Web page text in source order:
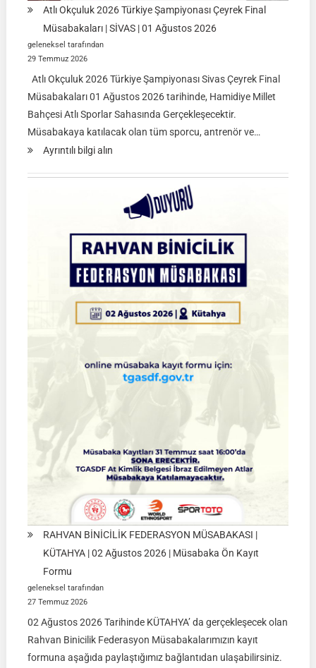
Atlı Okçuluk 2026 Türkiye Şampiyonası Çeyrek Final
Müsabakaları | SİVAS | 01 Ağustos 2026
geleneksel tarafından
29 Temmuz 2026
Atlı Okçuluk 2026 Türkiye Şampiyonası Sivas Çeyrek Final
Müsabakaları 01 Ağustos 2026 tarihinde, Hamidiye Millet
Bahçesi Atlı Sporlar Sahasında Gerçekleşecektir.
Müsabakaya katılacak olan tüm sporcu, antrenör ve…
Ayrıntılı bilgi alın:
2026
Türkiye
Şampiyonası
Final
|
01
RAHVAN BİNİCİLİK FEDERASYON MÜSABAKASI |
KÜTAHYA | 02 Ağustos 2026 | Müsabaka Ön Kayıt
Formu
geleneksel tarafından
27 Temmuz 2026
02 Ağustos 2026 Tarihinde KÜTAHYA’ da gerçekleşecek olan
Rahvan Binicilik Federasyon Müsabakalarımızın kayıt
formuna aşağıda paylaştığımız bağlantıdan ulaşabilirsiniz.